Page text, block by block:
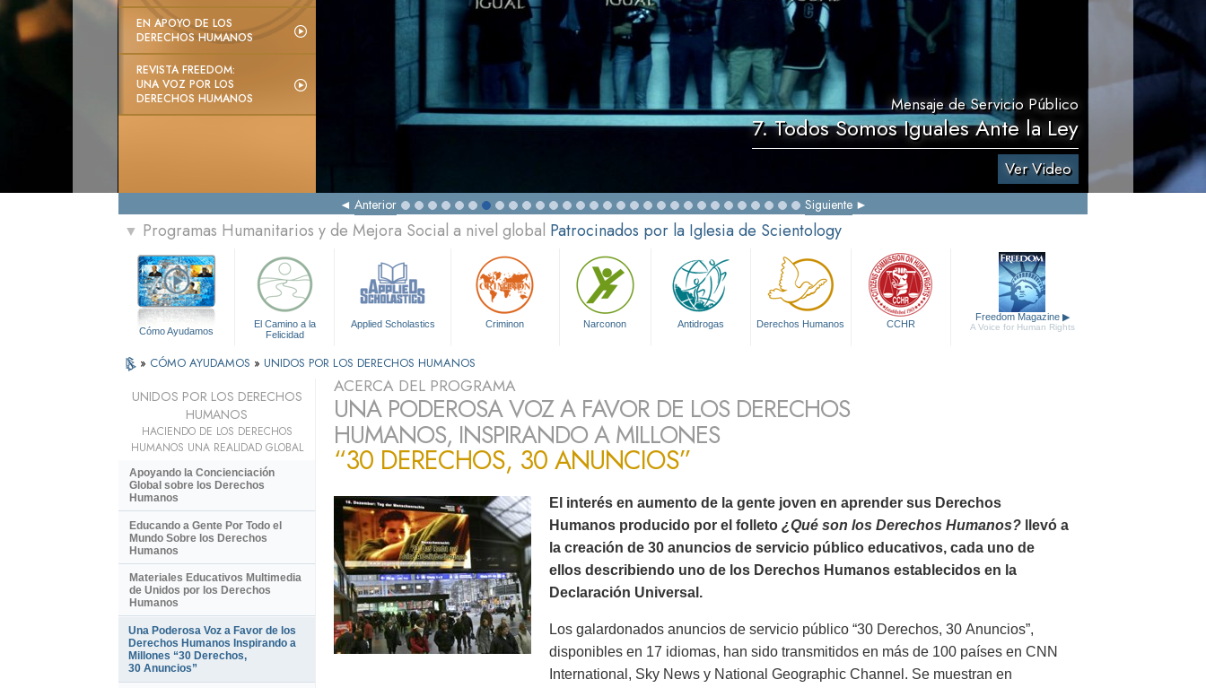
EN APOYO DE LOS
DERECHOS HUMANOS
REVISTA FREEDOM:
UNA VOZ POR LOS
DERECHOS HUMANOS
Mensaje de Servicio Público
7. Todos Somos Iguales Ante la Ley
Ver Video
Anterior Siguiente
▼ Programas Humanitarios y de Mejora Social a nivel global Patrocinados por la Iglesia de Scientology
Cómo Ayudamos
El Camino a la
Felicidad
Applied Scholastics Criminon Narconon Antidrogas Derechos Humanos CCHR
Freedom Magazine ▶
A Voice for Human Rights
» CÓMO AYUDAMOS » UNIDOS POR LOS DERECHOS HUMANOS
ACERCA DEL PROGRAMA
UNA PODEROSA VOZ A FAVOR DE LOS DERECHOS
HUMANOS, INSPIRANDO A MILLONES
“30 DERECHOS, 30 ANUNCIOS”
El interés en aumento de la gente joven en aprender sus Derechos
Humanos producido por el folleto ¿Qué son los Derechos Humanos? llevó a
la creación de 30 anuncios de servicio público educativos, cada uno de
ellos describiendo uno de los Derechos Humanos establecidos en la
Declaración Universal.
Los galardonados anuncios de servicio público “30 Derechos, 30 Anuncios”,
disponibles en 17 idiomas, han sido transmitidos en más de 100 países en CNN
International, Sky News y National Geographic Channel. Se muestran en
UNIDOS POR LOS DERECHOS
HUMANOS
HACIENDO DE LOS DERECHOS
HUMANOS UNA REALIDAD GLOBAL
Apoyando la Concienciación
Global sobre los Derechos
Humanos
Educando a Gente Por Todo el
Mundo Sobre los Derechos
Humanos
Materiales Educativos Multimedia
de Unidos por los Derechos
Humanos
Una Poderosa Voz a Favor de los
Derechos Humanos Inspirando a
Millones “30 Derechos,
30 Anuncios”